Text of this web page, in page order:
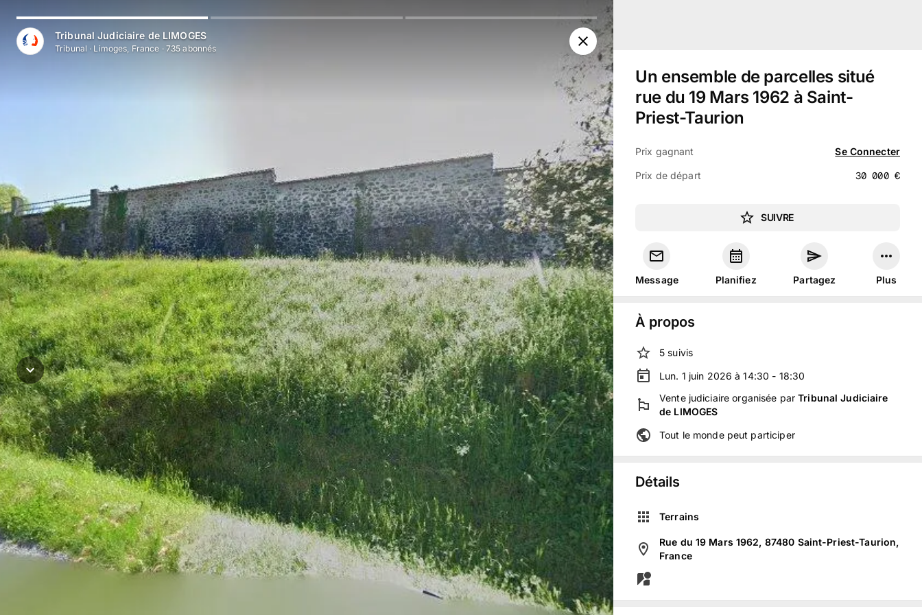
Tribunal Judiciaire de LIMOGES
Tribunal · Limoges, France · 735 abonnés
Un ensemble de parcelles situé
rue du 19 Mars 1962 à Saint-
Priest-Taurion
Prix gagnant Se Connecter
Prix de départ 30 000 €
SUIVRE
Message Planifiez Partagez Plus
À propos
5 suivis
Lun. 1 juin 2026 à 14:30 - 18:30
Vente judiciaire organisée parTribunal Judiciaire
de LIMOGES
Tout le monde peut participer
Détails
Terrains
Rue du 19 Mars 1962, 87480 Saint-Priest-Taurion,
France